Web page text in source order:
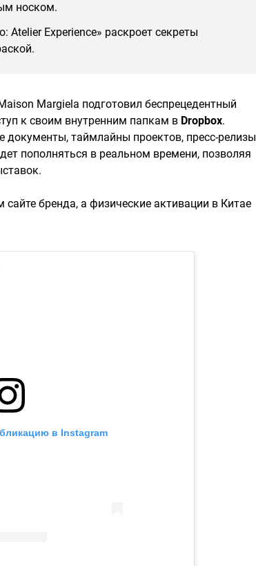
носком.
Atelier Experience» раскроет секреты
Margiela подготовил беспрецедентный
к своим внутренним папкам в Dropbox.
таймлайны проектов, пресс-релизы
пополняться в реальном времени, позволяя
бренда, а физические активации в Китае
в Instagram